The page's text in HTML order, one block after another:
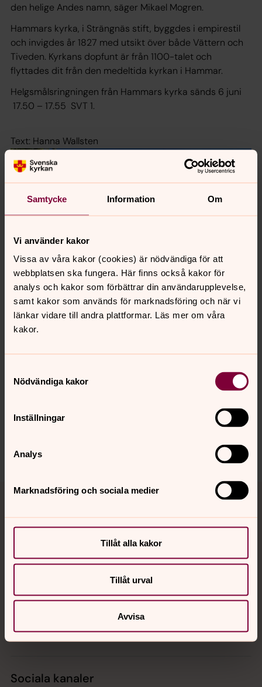
Samtycke Information Om
Vi använder kakor
Vissa av våra kakor (cookies) är nödvändiga för att
webbplatsen ska fungera. Här finns också kakor för
analys och kakor som förbättrar din användarupplevelse,
samt kakor som används för marknadsföring och när vi
länkar vidare till andra plattformar. Läs mer om våra
kakor.
Nödvändiga kakor
Inställningar
Analys
Marknadsföring och sociala medier
Tillåt alla kakor
Tillåt urval
Avvisa
den helige Andes namn, säger Mikael Mogren.
Hammars kyrka, i Strängnäs stift, byggdes i empirestil
och invigdes år 1827 med utsikt över både Vättern och
Tiveden. Kyrkans dopfunt är från 1100-talet och
flyttades dit från den medeltida kyrkan i Hammar.
Helgsmålsringningen från Hammars kyrka sänds 6 juni
17.50 – 17.55 SVT 1.
Text: Hanna Wallsten
Hammars kyrka, Strängnäs stift
innehåll?
Dela
Tillbaka till toppen
Tillbaka till innehållet
Kalender
Hitta snabbt
Sociala kanaler